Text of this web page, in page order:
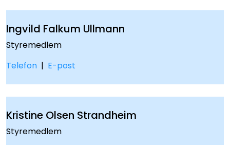
Kristine Olsen Strandheim
Styremedlem
Ingvild Falkum Ullmann
Styremedlem
Telefon | E-post